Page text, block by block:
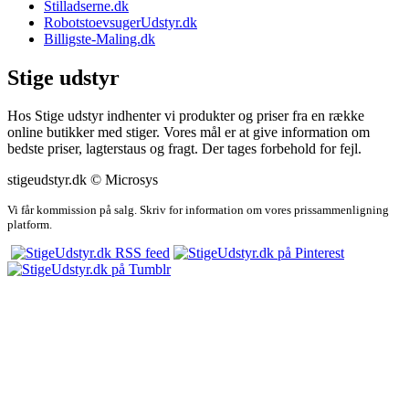
Stilladserne.dk
RobotstoevsugerUdstyr.dk
Billigste-Maling.dk
Stige udstyr
Hos Stige udstyr indhenter vi produkter og priser fra en række
online butikker med stiger. Vores mål er at give information om
bedste priser, lagterstaus og fragt. Der tages forbehold for fejl.
stigeudstyr.dk © Microsys
Vi får kommission på salg. Skriv for information om vores prissammenligning
platform.